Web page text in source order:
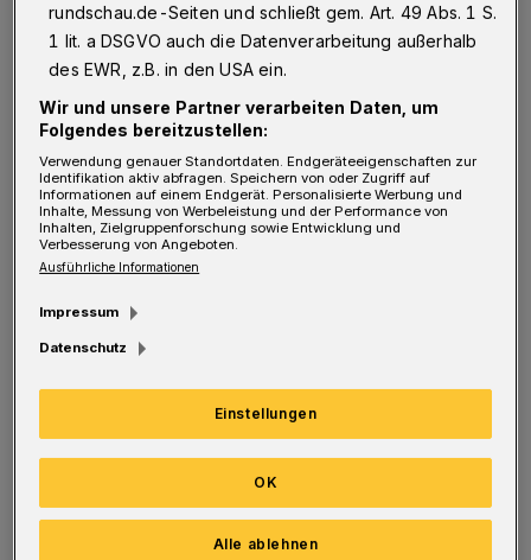
B asketball:
Regionalliga, Männer:
Sportclub Krefeld - Südwest Baskets
Wuppertal 66:71
Fußball:
Fortuna Köln - Wuppertaler SV 3:0 (1:0).
Vorbericht/Liveticker/Spielbericht/
hier klicken!
rundschau.de-Seiten und schließt gem. Art. 49 Abs. 1 S.
1 lit. a DSGVO auch die Datenverarbeitung außerhalb
des EWR, z.B. in den USA ein.
Wir und unsere Partner verarbeiten Daten, um
Folgendes bereitzustellen:
Verwendung genauer Standortdaten. Endgeräteeigenschaften zur
Identifikation aktiv abfragen. Speichern von oder Zugriff auf
Informationen auf einem Endgerät. Personalisierte Werbung und
Inhalte, Messung von Werbeleistung und der Performance von
Inhalten, Zielgruppenforschung sowie Entwicklung und
Verbesserung von Angeboten.
Ausführliche Informationen
Impressum
Datenschutz
Einstellungen
Alle ablehnen
OK